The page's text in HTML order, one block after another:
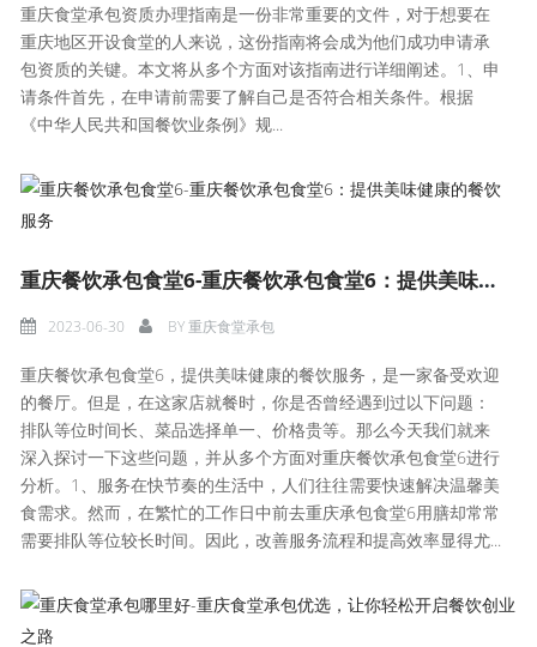
重庆食堂承包资质办理指南是一份非常重要的文件，对于想要在
重庆地区开设食堂的人来说，这份指南将会成为他们成功申请承
包资质的关键。本文将从多个方面对该指南进行详细阐述。1、申
请条件首先，在申请前需要了解自己是否符合相关条件。根据
《中华人民共和国餐饮业条例》规...
重庆餐饮承包食堂6-重庆餐饮承包食堂6：提供美味健康的餐饮服务
2023-06-30 BY重庆食堂承包
重庆餐饮承包食堂6，提供美味健康的餐饮服务，是一家备受欢迎
的餐厅。但是，在这家店就餐时，你是否曾经遇到过以下问题：
排队等位时间长、菜品选择单一、价格贵等。那么今天我们就来
深入探讨一下这些问题，并从多个方面对重庆餐饮承包食堂6进行
分析。1、服务在快节奏的生活中，人们往往需要快速解决温馨美
食需求。然而，在繁忙的工作日中前去重庆承包食堂6用膳却常常
需要排队等位较长时间。因此，改善服务流程和提高效率显得尤...